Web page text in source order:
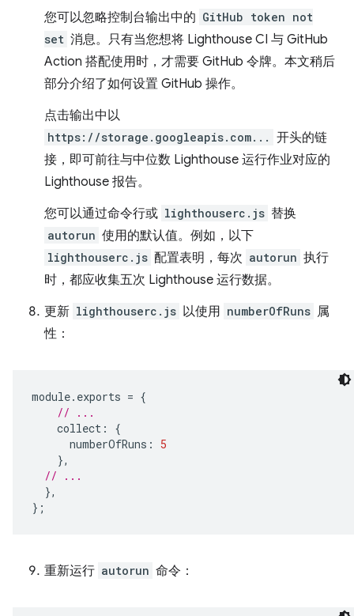
您可以忽略控制台输出中的 GitHub token not
set 消息。只有当您想将 Lighthouse CI 与 GitHub
Action 搭配使用时，才需要 GitHub 令牌。本文稍后
部分介绍了如何设置 GitHub 操作。
点击输出中以
https://storage.googleapis.com... 开头的链
接，即可前往与中位数 Lighthouse 运行作业对应的
Lighthouse 报告。
您可以通过命令行或 lighthouserc.js 替换
autorun 使用的默认值。例如，以下
lighthouserc.js 配置表明，每次 autorun 执行
时，都应收集五次 Lighthouse 运行数据。
更新 lighthouserc.js 以使用 numberOfRuns 属
性：
module. exports = {
// ...
collect :
{
numberOfRuns :
5
},
// ...
},
};
重新运行 autorun 命令：